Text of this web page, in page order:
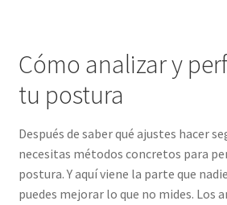
Cómo analizar y
tu postura
Después de saber qué ajustes hacer
necesitas métodos concretos para
postura. Y aquí viene la parte que
puedes mejorar lo que no mides. Los